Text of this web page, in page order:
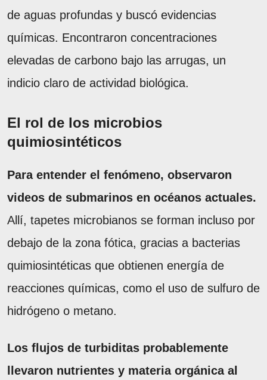
de aguas profundas y buscó evidencias
químicas. Encontraron concentraciones
elevadas de carbono bajo las arrugas, un
indicio claro de actividad biológica.
El rol de los microbios
quimiosintéticos
Para entender el fenómeno, observaron
videos de submarinos en océanos actuales.
Allí, tapetes microbianos se forman incluso por
debajo de la zona fótica, gracias a bacterias
quimiosintéticas que obtienen energía de
reacciones químicas, como el uso de sulfuro de
hidrógeno o metano.
Los flujos de turbiditas probablemente
llevaron nutrientes y materia orgánica al